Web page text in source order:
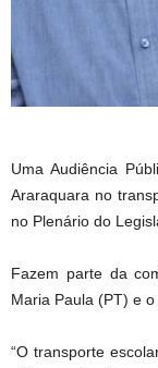
Uma Audiência
Araraquara no
no Plenário do
Fazem parte da
Maria Paula (PT) e
“O transporte